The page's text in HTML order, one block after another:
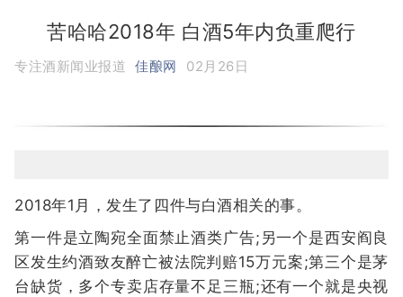
苦哈哈2018年 白酒5年内负重爬行
专注酒新闻业报道 佳酿网 02月26日
2018年1月，发生了四件与白酒相关的事。
第一件是立陶宛全面禁止酒类广告;另一个是西安阎良
区发生约酒致友醉亡被法院判赔15万元案;第三个是茅
台缺货，多个专卖店存量不足三瓶;还有一个就是央视